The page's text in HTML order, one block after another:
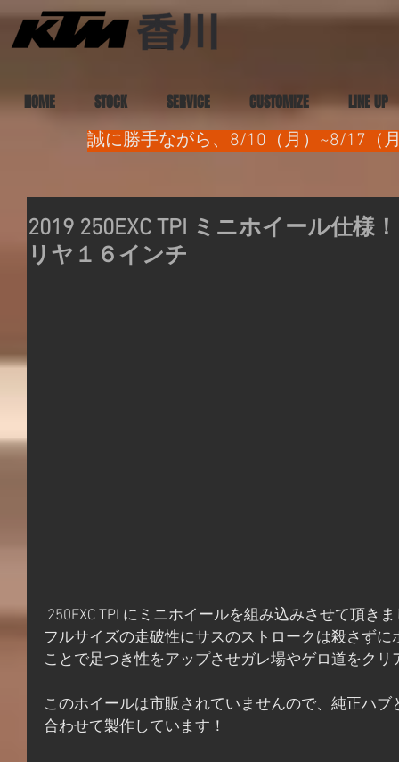
HOME STOCK SERVICE CUSTOMIZE LINE UP
誠に勝手ながら、8/10（月）~8/17（
2019 250EXC TPI ミニホイール仕
リヤ１６インチ
250EXC TPI にミニホイールを組み込みさせて頂き
フルサイズの走破性にサスのストロークは殺さず
ことで足つき性をアップさせガレ場やゲロ道をク
このホイールは市販されていませんので、純正ハ
合わせて製作しています！